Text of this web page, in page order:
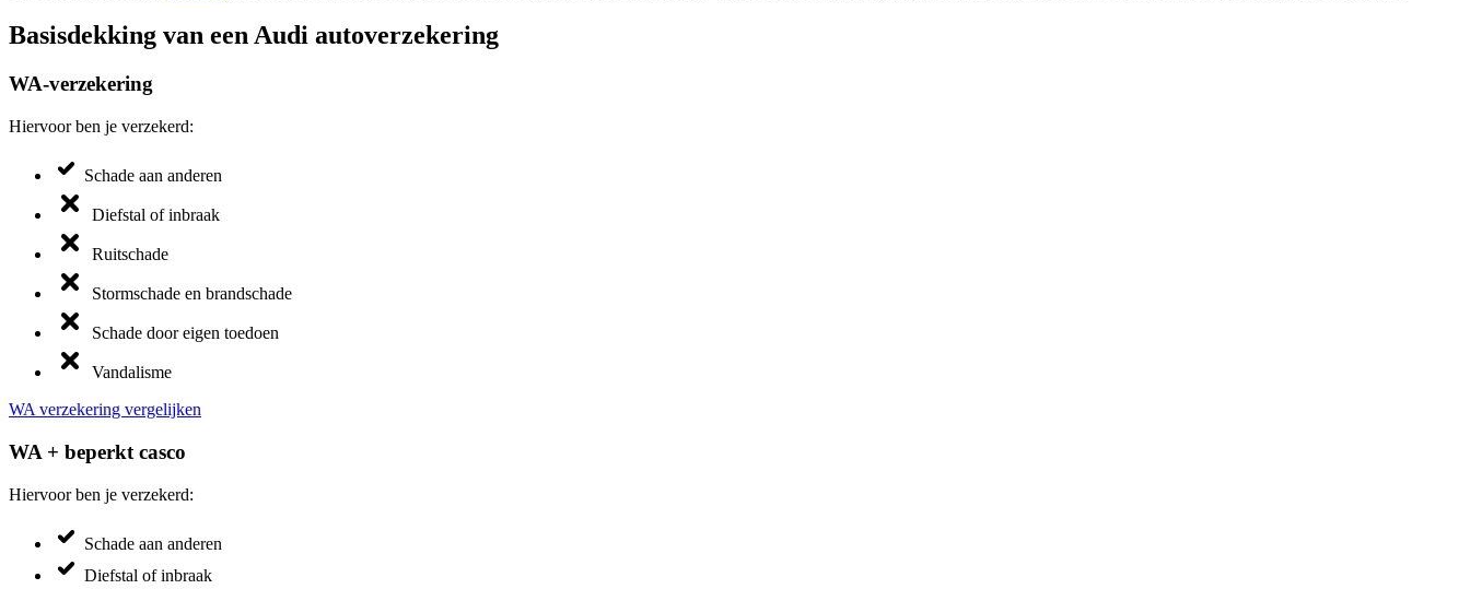
Basisdekking van een Audi autoverzekering
WA-verzekering
Hiervoor ben je verzekerd:
Schade aan anderen
Diefstal of inbraak
Ruitschade
Stormschade en brandschade
Schade door eigen toedoen
Vandalisme
WA verzekering vergelijken
WA + beperkt casco
Hiervoor ben je verzekerd:
Schade aan anderen
Diefstal of inbraak